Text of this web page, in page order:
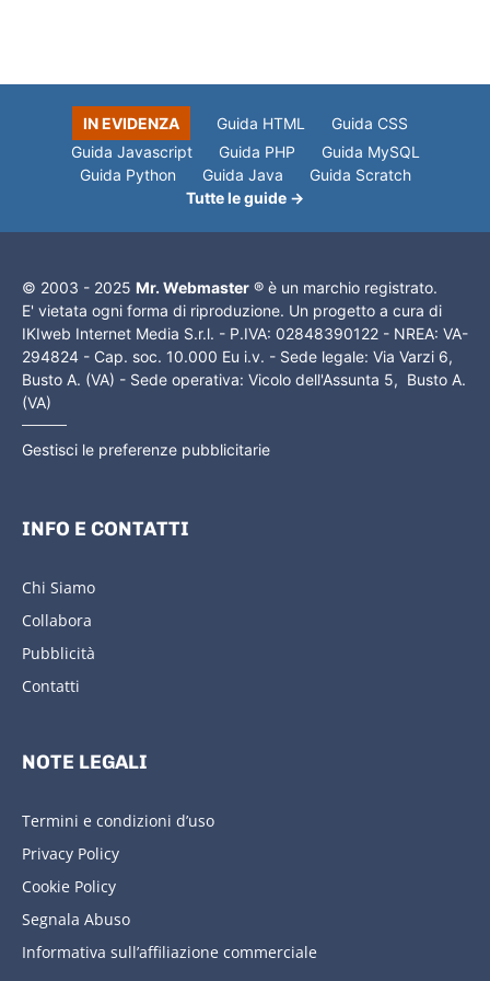
IN EVIDENZA Guida HTML
Guida CSS
Guida Javascript
Guida PHP
Guida MySQL
Guida Python
Guida Java
Guida Scratch
Tutte le guide →
© 2003 - 2025 Mr. Webmaster ® è un marchio registrato.
E' vietata ogni forma di riproduzione. Un progetto a cura di
IKIweb Internet Media S.r.l. - P.IVA: 02848390122 - NREA: VA-
294824 - Cap. soc. 10.000 Eu i.v. - Sede legale: Via Varzi 6,
Busto A. (VA) - Sede operativa: Vicolo dell'Assunta 5, Busto A.
(VA)
Gestisci le preferenze pubblicitarie
INFO E CONTATTI
Chi Siamo
Collabora
Pubblicità
Contatti
NOTE LEGALI
Termini e condizioni d’uso
Privacy Policy
Cookie Policy
Segnala Abuso
Informativa sull’affiliazione commerciale